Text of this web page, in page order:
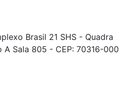
Brasil 21 SHS - Quadra
A Sala 805 - CEP: 70316-000